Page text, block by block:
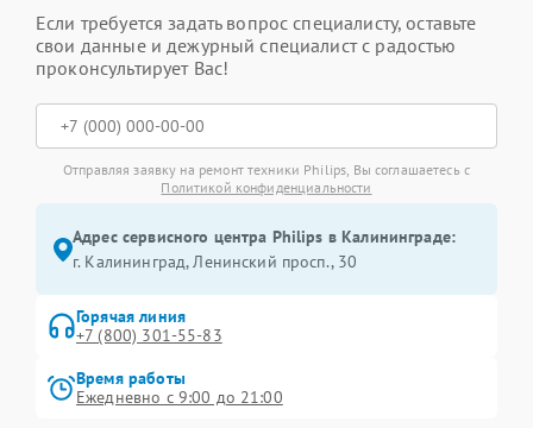
Если требуется задать вопрос специалисту, оставьте
свои данные и дежурный специалист с радостью
проконсультирует Вас!
Отправляя заявку на ремонт техники Philips, Вы соглашаетесь с
Политикой конфиденциальности
Адрес сервисного центра Philips в Калининграде:
г. Калининград, Ленинский просп., 30
Горячая линия
+7 (800) 301-55-83
Время работы
Ежедневно с 9:00 до 21:00